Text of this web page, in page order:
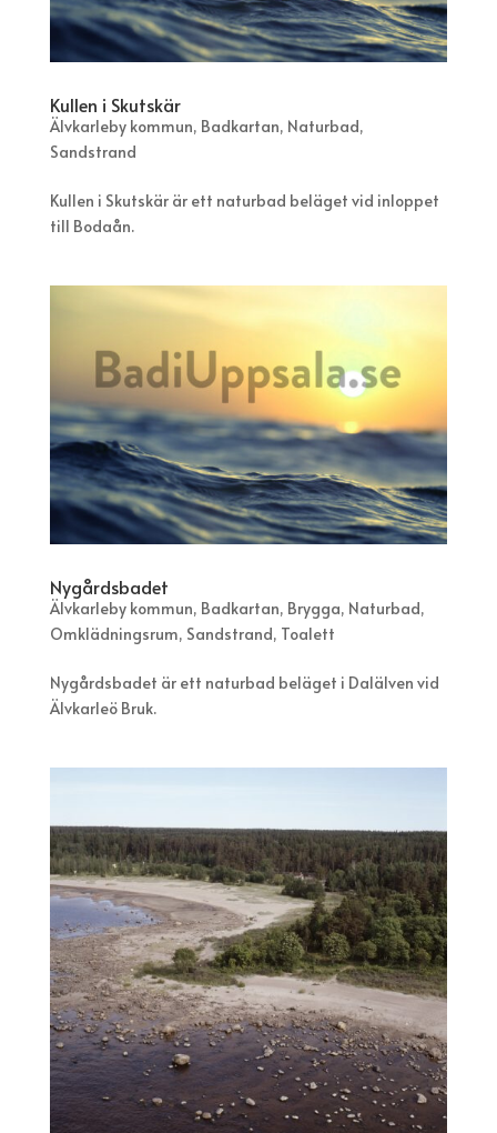
Kullen i Skutskär
Älvkarleby kommun, Badkartan, Naturbad,
Sandstrand
Kullen i Skutskär är ett naturbad beläget vid inloppet
till Bodaån.
Nygårdsbadet
Älvkarleby kommun, Badkartan, Brygga, Naturbad,
Omklädningsrum, Sandstrand, Toalett
Nygårdsbadet är ett naturbad beläget i Dalälven vid
Älvkarleö Bruk.